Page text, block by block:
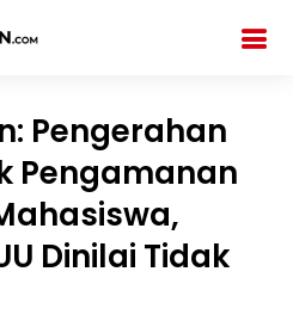
Pengerahan
Pengamanan
Dinilai Tidak